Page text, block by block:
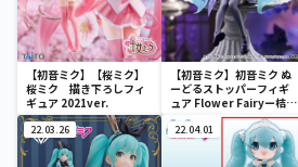
【初音ミク】【桜ミク】
桜ミク 描き下ろしフィ
ギュア 2021ver.
【初音ミク】初音ミク ぬ
ーどるストッパーフィギ
ュア Flower Fairyー桔梗
ー
22.03.26 22.04.01